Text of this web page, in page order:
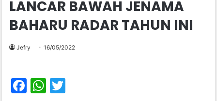
LANCAR BAWAH JENAMA
BAHARU RADAR TAHUN INI
Jefry 16/05/2022
F
W